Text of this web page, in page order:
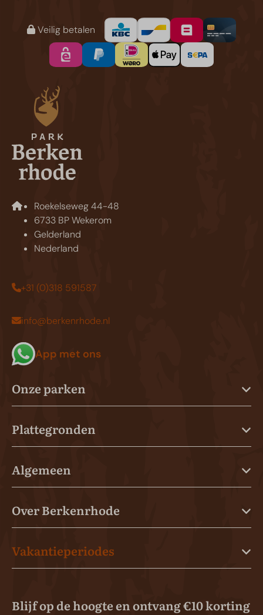
Veilig betalen
Roekelseweg 44-48
6733 BP Wekerom
Gelderland
Nederland
+31 (0)318 591587
info@berkenrhode.nl
App met ons
Onze parken
Plattegronden
Algemeen
Over Berkenrhode
Vakantieperiodes
Blijf op de hoogte en ontvang €10 korting